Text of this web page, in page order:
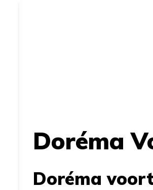
Doréma
Doréma